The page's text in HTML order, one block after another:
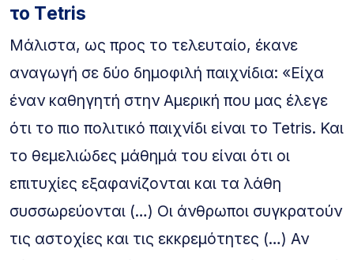
το Τetris
Μάλιστα, ως προς το τελευταίο, έκανε
αναγωγή σε δύο δημοφιλή παιχνίδια: «Είχα
έναν καθηγητή στην Αμερική που μας έλεγε
ότι το πιο πολιτικό παιχνίδι είναι το Tetris. Και
το θεμελιώδες μάθημά του είναι ότι οι
επιτυχίες εξαφανίζονται και τα λάθη
συσσωρεύονται (…) Οι άνθρωποι συγκρατούν
τις αστοχίες και τις εκκρεμότητες (…) Αν